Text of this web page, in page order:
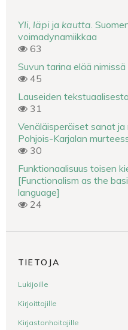
Yli läpi ja kautta .
voimadynamiikkaa
63
Suvun tarina elää nimissä
45
Lauseiden
31
Venäläisperäiset sanat
Pohjois-Karjalan
30
Funktionaalisuus toisen
[Functionalism as the
language]
24
TIETOJA
Lukijoille
Kirjoittajille
Kirjastonhoitajille